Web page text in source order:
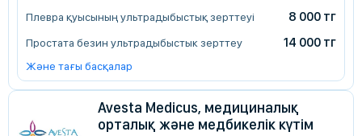
Плевра қуысының ультрадыбыстық зерттеуі 8 000 тг
Простата безин ультрадыбыстык зерттеу 14 000 тг
Және тағы басқалар
Avesta Medicus, медициналық
орталық және медбикелік күтім